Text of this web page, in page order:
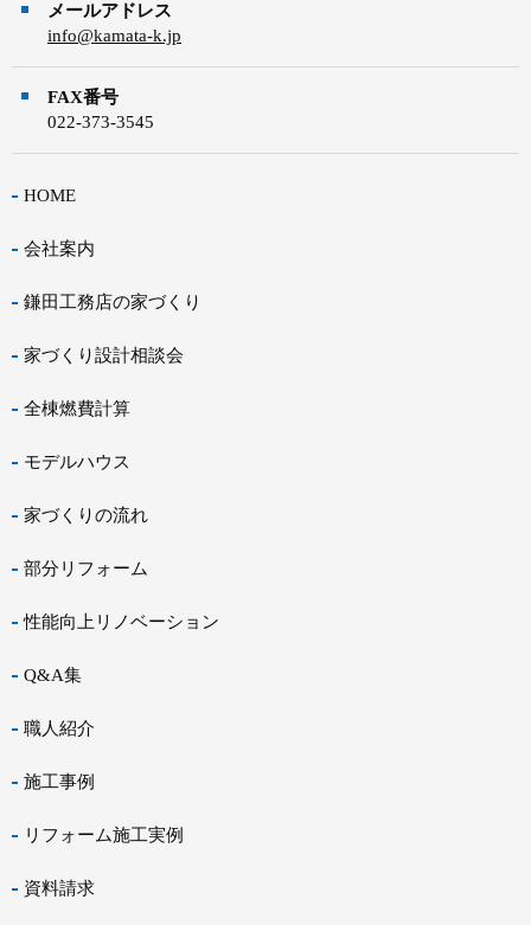
メールアドレス
info@kamata-k.jp
FAX番号
022-373-3545
HOME
会社案内
鎌田工務店の家づくり
家づくり設計相談会
全棟燃費計算
モデルハウス
家づくりの流れ
部分リフォーム
性能向上リノベーション
Q&A集
職人紹介
施工事例
リフォーム施工実例
資料請求